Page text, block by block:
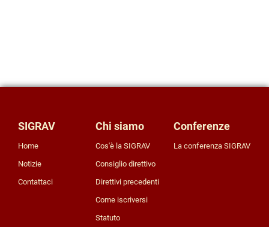
SIGRAV
Home
notizie
contattaci
Chi siamo
Cos'è la SIGRAV
Consiglio direttivo
Direttivi precedenti
Come iscriversi
Statuto
Conferenze
La conferenza SIGRAV